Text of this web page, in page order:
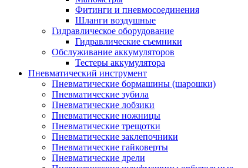
Фитинги и пневмосоединения
Шланги воздушные
Гидравлическое оборудование
Гидравлические съемники
Обслуживание аккумуляторов
Тестеры аккумулятора
Пневматический инструмент
Пневматические бормашины (шарошки)
Пневматические зубила
Пневматические лобзики
Пневматические ножницы
Пневматические трещотки
Пневматические заклепочники
Пневматические гайковерты
Пневматические дрели